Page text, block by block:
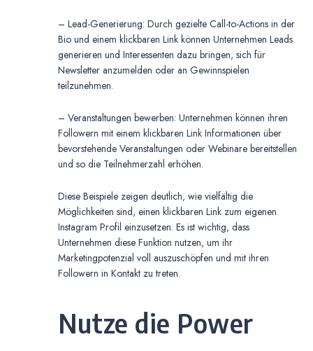
– Lead-Generierung: Durch gezielte Call-to-Actions in der
Bio und einem klickbaren Link können Unternehmen Leads
generieren und Interessenten dazu bringen, sich für
Newsletter anzumelden oder an Gewinnspielen
teilzunehmen.
– Veranstaltungen bewerben: Unternehmen können ihren
Followern mit einem klickbaren Link Informationen über
bevorstehende Veranstaltungen oder Webinare bereitstellen
und so die Teilnehmerzahl erhöhen.
Diese Beispiele zeigen deutlich, wie vielfältig die
Möglichkeiten sind, einen klickbaren Link zum eigenen
Instagram Profil einzusetzen. Es ist wichtig, dass
Unternehmen diese Funktion nutzen, um ihr
Marketingpotenzial voll auszuschöpfen und mit ihren
Followern in Kontakt zu treten.
Nutze die Power